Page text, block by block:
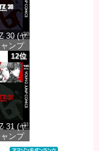
30 (ヤ
ンプ
クス
：¥647
12位
31 (ヤ
ンプ
クス